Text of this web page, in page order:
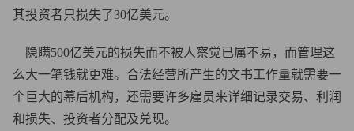
其投资者只损失了30亿美元。
隐瞒500亿美元的损失而不被人察觉已属不易，而管理这
么大一笔钱就更难。合法经营所产生的文书工作量就需要一
个巨大的幕后机构，还需要许多雇员来详细记录交易、利润
和损失、投资者分配及兑现。